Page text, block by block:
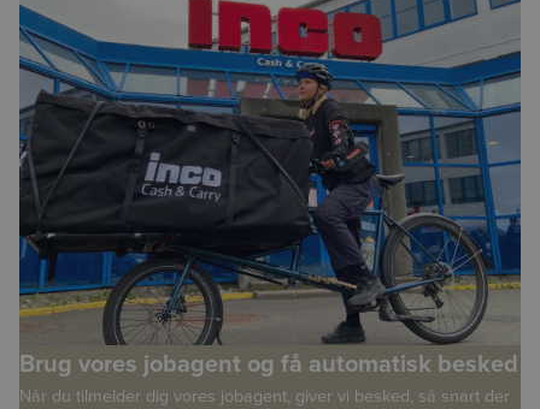
Brug vores jobagent og få automatisk besked
Når du tilmelder dig vores jobagent, giver vi besked, så snart der